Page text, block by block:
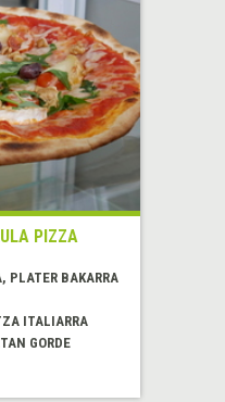
PIZZA
PLATER BAKARRA
ITALIARRA
GORDE